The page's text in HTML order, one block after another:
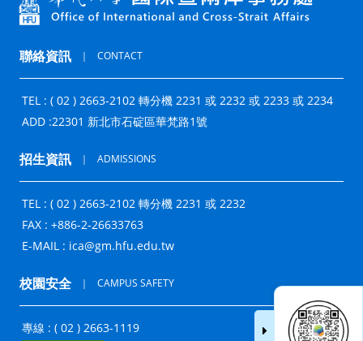
聯絡資訊 ｜ CONTACT
TEL : ( 02 ) 2663-2102 轉分機 2231 或 2232 或 2233 或 2234
ADD :22301 新北市石碇區華梵路1號
招生資訊 ｜ ADMISSIONS
TEL : ( 02 ) 2663-2102 轉分機 2231 或 2232
FAX : +886-2-26633763
E-MAIL : ica@gm.hfu.edu.tw
校園安全 ｜ CAMPUS SAFETY
專線 : ( 02 ) 2663-1119